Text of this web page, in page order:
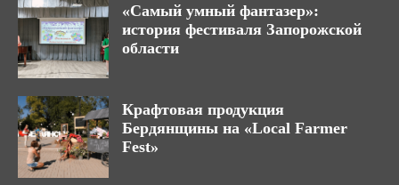
«Самый умный фантазер»:
история фестиваля Запорожской
области
Крафтовая продукция
Бердянщины на «Local Farmer
Fest»